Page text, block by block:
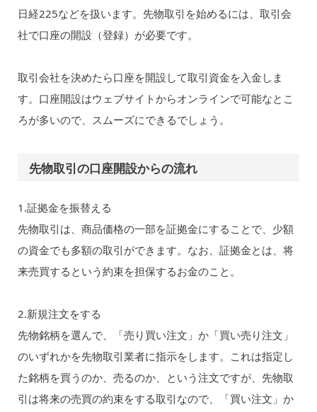
日経225などを扱います。先物取引を始めるには、取引会
社で口座の開設（登録）が必要です。
取引会社を決めたら口座を開設して取引資金を入金しま
す。口座開設はウェブサイトからオンラインで可能なとこ
ろが多いので、スムーズにできるでしょう。
先物取引の口座開設からの流れ
1.証拠金を振替える
先物取引は、商品価格の一部を証拠金にすることで、少額
の資金でも多額の取引ができます。なお、証拠金とは、将
来売買するという約束を担保するお金のこと。
2.新規注文をする
先物銘柄を選んで、「売り買い注文」か「買い売り注文」
のいずれかを先物取引業者に指示をします。これは指定し
た銘柄を買うのか、売るのか、という注文ですが、先物取
引は将来の売買の約束をする取引なので、「買い注文」か